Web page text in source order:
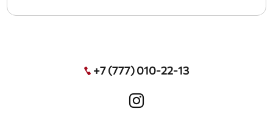
+7 (777) 010-22-13